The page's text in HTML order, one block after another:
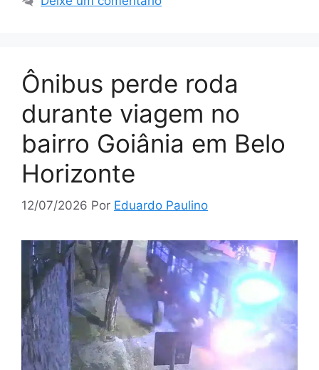
Ônibus perde roda
durante viagem no
bairro Goiânia em Belo
Horizonte
12/07/2026 Por Eduardo Paulino